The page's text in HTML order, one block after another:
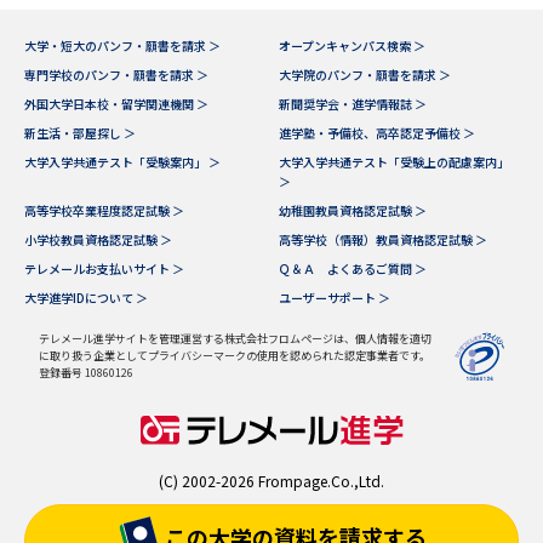
大学・短大のパンフ・願書を請求 ＞
オープンキャンパス検索 ＞
専門学校のパンフ・願書を請求 ＞
大学院のパンフ・願書を請求 ＞
外国大学日本校・留学関連機関 ＞
新聞奨学会・進学情報誌 ＞
新生活・部屋探し ＞
進学塾・予備校、高卒認定予備校 ＞
大学入学共通テスト「受験案内」 ＞
大学入学共通テスト「受験上の配慮案内」
＞
高等学校卒業程度認定試験 ＞
幼稚園教員資格認定試験 ＞
小学校教員資格認定試験 ＞
高等学校（情報）教員資格認定試験 ＞
テレメールお支払いサイト ＞
Ｑ＆Ａ よくあるご質問 ＞
大学進学IDについて ＞
ユーザーサポート ＞
テレメール進学サイトを管理運営する株式会社フロムページは、個人情報を適切
に取り扱う企業としてプライバシーマークの使用を認められた認定事業者です。
登録番号 10860126
(C) 2002-2026 Frompage.Co.,Ltd.